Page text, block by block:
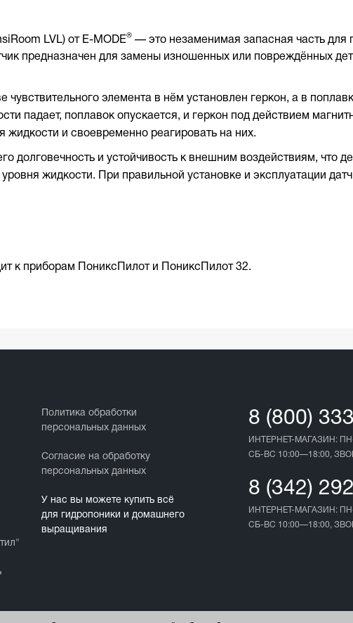
LVL) от E-MODE® — это незаменимая запасная часть для
ик предназначен для замены изношенных или повреждённых
чувствительного элемента в нём установлен геркон, а в
падает, поплавок опускается, и геркон под действием
жидкости и своевременно реагировать на них.
долговечность и устойчивость к внешним воздействиям, что
я жидкости. При правильной установке и эксплуатации
к приборам ПониксПилот и ПониксПилот 32.
Политика обработки
персональных данных
Cогласие на обработку
персональных данных
У нас вы можете купить всё
для гидропоники и домашнего
выращивания
8 (800)
ИНТЕРНЕТ-МАГАЗИН:
СБ-ВС 10:00—18:00,
8 (342)
ИНТЕРНЕТ-МАГАЗИН:
СБ-ВС 10:00—18:00,